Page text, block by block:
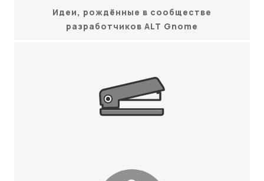
Идеи, рождённые в сообществе
разработчиков ALT Gnome
Stapler